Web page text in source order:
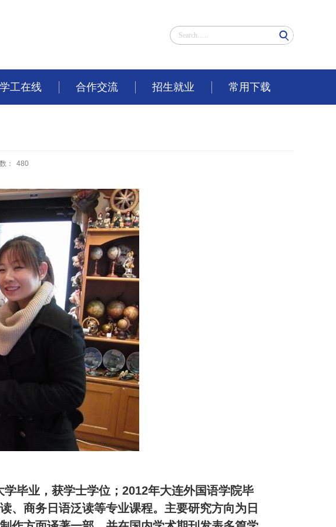
学工在线 合作交流 招生就业 常用下载
： 480
毕业，获学士学位；2012年大连外国语学院毕
、商务日语泛读等专业课程。主要研究方向为日